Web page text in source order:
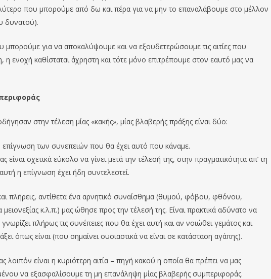
που μπορούμε από δω και πέρα για να μην το επαναλάβουμε στο μέλλον
δυνατού).
για να αποκαλύψουμε και να εξουδετερώσουμε τις αιτίες που
η ενοχή καθίσταται άχρηστη και τότε μόνο επιτρέπουμε στον εαυτό μας να
στην τέλεση μίας «κακής», μίας βλαβερής πράξης είναι δύο:
επίγνωση των συνεπειών που θα έχει αυτό που κάναμε.
σχετικά εύκολο να γίνει μετά την τέλεσή της, στην πραγματικότητα απ’ τη
η επίγνωση έχει ήδη συντελεστεί.
πλήρεις, αντίθετα ένα αρνητικό συναίσθημα (θυμού, φόβου, φθόνου,
κ.λ.π.) μας ώθησε προς την τέλεσή της. Είναι πρακτικά αδύνατο να
πλήρως τις συνέπειες που θα έχει αυτή και αν νοιώθει γεμάτος και
όπως είναι (που σημαίνει ουσιαστικά να είναι σε κατάσταση αγάπης).
λοιπόν είναι η κυριότερη αιτία – πηγή κακού η οποία θα πρέπει να μας
να εξασφαλίσουμε τη μη επανάληψη μίας βλαβερής συμπεριφοράς.